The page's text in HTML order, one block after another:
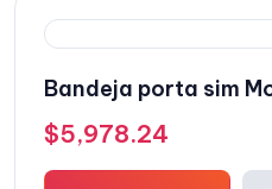
Bandeja porta sim
$5,978.24